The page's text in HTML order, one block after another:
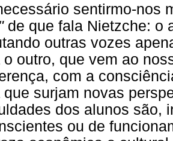
sentirmo-nos
de que fala Nietzche: o
outras vozes
o outro, que vem ao
com a
que surjam novas
dos alunos são,
ou de